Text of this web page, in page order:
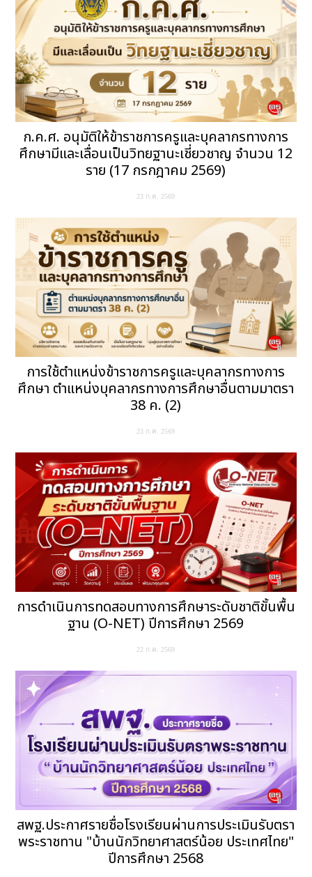
ก.ค.ศ. อนุมัติให้ข้าราชการครูและบุคลากรทางการ
ศึกษามีและเลื่อนเป็นวิทยฐานะเชี่ยวชาญ จำนวน 12
ราย (17 กรกฎาคม 2569)
23 ก.ค. 2569
การใช้ตำแหน่งข้าราชการครูและบุคลากรทางการ
ศึกษา ตำแหน่งบุคลากรทางการศึกษาอื่นตามมาตรา
38 ค. (2)
23 ก.ค. 2569
การดำเนินการทดสอบทางการศึกษาระดับชาติขั้นพื้น
ฐาน (O-NET) ปีการศึกษา 2569
22 ก.ค. 2569
สพฐ.ประกาศรายชื่อโรงเรียนผ่านการประเมินรับตรา
พระราชทาน "บ้านนักวิทยาศาสตร์น้อย ประเทศไทย"
ปีการศึกษา 2568